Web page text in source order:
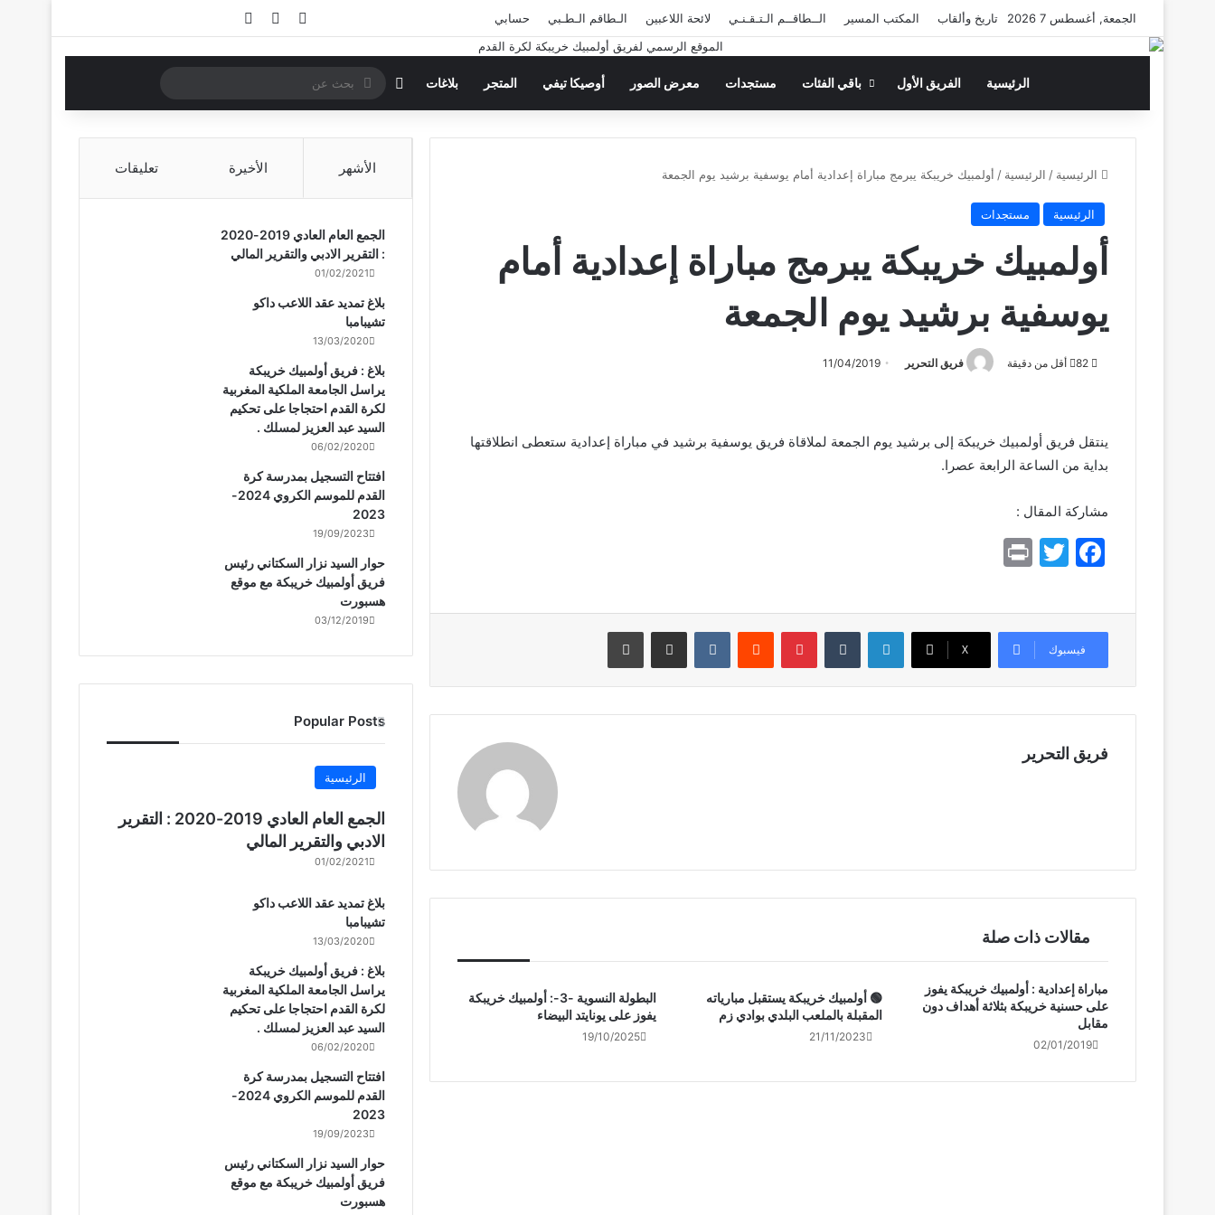
الجمعة, أغسطس 7 2026 تاريخ وألقاب المكتب المسير الــطاقــم الـتـقـنـي لائحة اللاعبين الـطاقم الـطـبي حسابي تسجيل الدخول
مقال عشوائي
الرئيسية الفريق الأول باقي الفئات مستجدات معرض الصور أوصيكا تيفي المتجر بلاغات الوضع المظلم
بحث
عن
الرئيسية / الرئيسية / أولمبيك خريبكة يبرمج مباراة إعدادية أمام يوسفية برشيد يوم الجمعة
الرئيسية مستجدات
أولمبيك خريبكة يبرمج مباراة إعدادية أمام
يوسفية برشيد يوم الجمعة
فريق التحرير 11/04/2019 أقل من دقيقة
ينتقل فريق أولمبيك خريبكة إلى برشيد يوم الجمعة لملاقاة فريق يوسفية برشيد في مباراة إعدادية ستعطى انطلاقتها
بداية من الساعة الرابعة عصرا.
مشاركة المقال :
F
c
e
b
o
o
k
T
itt
er
t
فيسبوك X
لينكدإن بينتيريست مشاركة عبر البريد طباعة
فريق التحرير
مقالات ذات صلة
البطولة النسوية -3-: أولمبيك خريبكة
يفوز على يونايتد البيضاء
19/10/2025
🟢 أولمبيك خريبكة يستقبل مبارياته
المقبلة بالملعب البلدي بوادي زم
21/11/2023
مباراة إعدادية : أولمبيك خريبكة يفوز
على حسنية خريبكة بثلاثة أهداف دون
مقابل
02/01/2019
الأشهر الأخيرة تعليقات
الجمع العام العادي 2019-2020
: التقرير الادبي والتقرير المالي
01/02/2021
بلاغ تمديد عقد اللاعب داكو
تشيبامبا
13/03/2020
بلاغ : فريق أولمبيك خريبكة
يراسل الجامعة الملكية المغربية
لكرة القدم احتجاجا على تحكيم
السيد عبد العزيز لمسلك .
06/02/2020
افتتاح التسجيل بمدرسة كرة
القدم للموسم الكروي 2024-
2023
19/09/2023
حوار السيد نزار السكتاني رئيس
فريق أولمبيك خريبكة مع موقع
هسبورت
03/12/2019
Popular Posts
الرئيسية
الجمع العام العادي 2019-2020 : التقرير
الادبي والتقرير المالي
01/02/2021
بلاغ تمديد عقد اللاعب داكو
تشيبامبا
13/03/2020
بلاغ : فريق أولمبيك خريبكة
يراسل الجامعة الملكية المغربية
لكرة القدم احتجاجا على تحكيم
السيد عبد العزيز لمسلك .
06/02/2020
افتتاح التسجيل بمدرسة كرة
القدم للموسم الكروي 2024-
2023
19/09/2023
حوار السيد نزار السكتاني رئيس
فريق أولمبيك خريبكة مع موقع
هسبورت